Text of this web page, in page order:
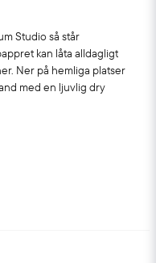
Studio så står
kan låta alldagligt
Ner på hemliga platser
med en ljuvlig dry